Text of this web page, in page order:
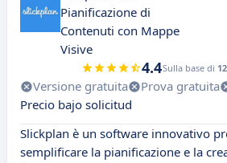
Pianificazione di
Contenuti con Mappe
Visive
4.4Sulla base di
Versione gratuita Prova gratuita
Precio bajo solicitud
Slickplan è un software innovativo
semplificare la pianificazione e la